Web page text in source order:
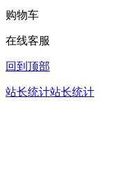
购物车
在线客服
回到顶部
站长统计站长统计